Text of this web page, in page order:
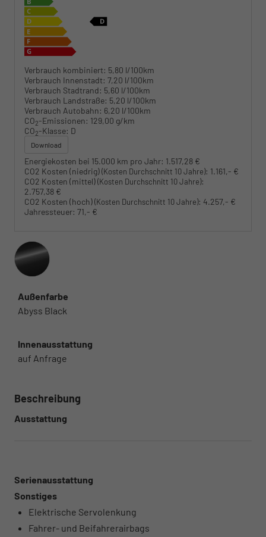
Verbrauch kombiniert: 5,80 l/100km
Verbrauch Innenstadt: 7,20 l/100km
Verbrauch Stadtrand: 5,60 l/100km
Verbrauch Landstraße: 5,20 l/100km
Verbrauch Autobahn: 6,20 l/100km
CO2-Emissionen: 129,00 g/km
CO2-Klasse: D
Download
Energiekosten bei 15.000 km pro Jahr: 1.517,28 €
CO2 Kosten (niedrig)(Kosten Durchschnitt 10 Jahre): 1.161,- €
CO2 Kosten (mittel)(Kosten Durchschnitt 10 Jahre):
2.757,38 €
CO2 Kosten (hoch)(Kosten Durchschnitt 10 Jahre): 4.257,- €
Jahressteuer: 71,- €
Außenfarbe
Abyss Black
Innenausstattung
auf Anfrage
Beschreibung
Ausstattung
Serienausstattung
Sonstiges
Elektrische Servolenkung
Fahrer- und Beifahrerairbags